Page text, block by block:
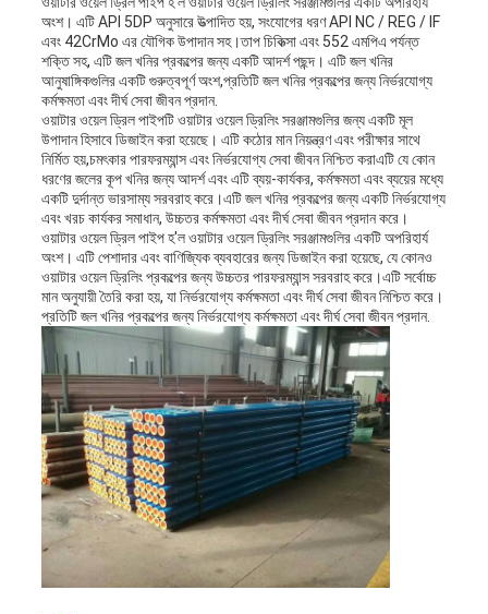
অংশ। এটি API 5DP অনুসারে উত্পাদিত হয়, সংযোগের ধরণ API NC / REG / IF
এবং 42CrMo এর যৌগিক উপাদান সহ।তাপ চিকিত্সা এবং 552 এমপিএ পর্যন্ত
শক্তি সহ, এটি জল খনির প্রকল্পের জন্য একটি আদর্শ পছন্দ। এটি জল খনির
আনুষাঙ্গিকগুলির একটি গুরুত্বপূর্ণ অংশ,প্রতিটি জল খনির প্রকল্পের জন্য নির্ভরযোগ্য
কর্মক্ষমতা এবং দীর্ঘ সেবা জীবন প্রদান.
ওয়াটার ওয়েল ড্রিল পাইপটি ওয়াটার ওয়েল ড্রিলিং সরঞ্জামগুলির জন্য একটি মূল
উপাদান হিসাবে ডিজাইন করা হয়েছে। এটি কঠোর মান নিয়ন্ত্রণ এবং পরীক্ষার সাথে
নির্মিত হয়,চমৎকার পারফরম্যান্স এবং নির্ভরযোগ্য সেবা জীবন নিশ্চিত করাএটি যে কোন
ধরণের জলের কূপ খনির জন্য আদর্শ এবং এটি ব্যয়-কার্যকর, কর্মক্ষমতা এবং ব্যয়ের মধ্যে
একটি দুর্দান্ত ভারসাম্য সরবরাহ করে।এটি জল খনির প্রকল্পের জন্য একটি নির্ভরযোগ্য
এবং খরচ কার্যকর সমাধান, উচ্চতর কর্মক্ষমতা এবং দীর্ঘ সেবা জীবন প্রদান করে।
ওয়াটার ওয়েল ড্রিল পাইপ হ'ল ওয়াটার ওয়েল ড্রিলিং সরঞ্জামগুলির একটি অপরিহার্য
অংশ। এটি পেশাদার এবং বাণিজ্যিক ব্যবহারের জন্য ডিজাইন করা হয়েছে, যে কোনও
ওয়াটার ওয়েল ড্রিলিং প্রকল্পের জন্য উচ্চতর পারফরম্যান্স সরবরাহ করে।এটি সর্বোচ্চ
মান অনুযায়ী তৈরি করা হয়, যা নির্ভরযোগ্য কর্মক্ষমতা এবং দীর্ঘ সেবা জীবন নিশ্চিত করে।
প্রতিটি জল খনির প্রকল্পের জন্য নির্ভরযোগ্য কর্মক্ষমতা এবং দীর্ঘ সেবা জীবন প্রদান.